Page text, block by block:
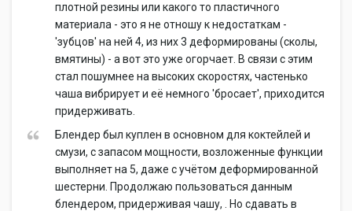
плотной резины или какого то пластичного
материала - это я не отношу к недостаткам -
'зубцов' на ней 4, из них 3 деформированы (сколы,
вмятины) - а вот это уже огорчает. В связи с этим
стал пошумнее на высоких скоростях, частенько
чаша вибрирует и её немного 'бросает', приходится
придерживать.
Блендер был куплен в основном для коктейлей и
смузи, с запасом мощности, возложенные функции
выполняет на 5, даже с учётом деформированной
шестерни. Продолжаю пользоваться данным
блендером, придерживая чашу, . Но сдавать в